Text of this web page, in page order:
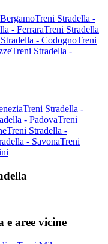
Treni Stradella -
- FerraraTreni Stradella
- CodognoTreni
Treni Stradella -
Treni Stradella -
- PadovaTreni
Treni Stradella -
- SavonaTreni
e aree vicine